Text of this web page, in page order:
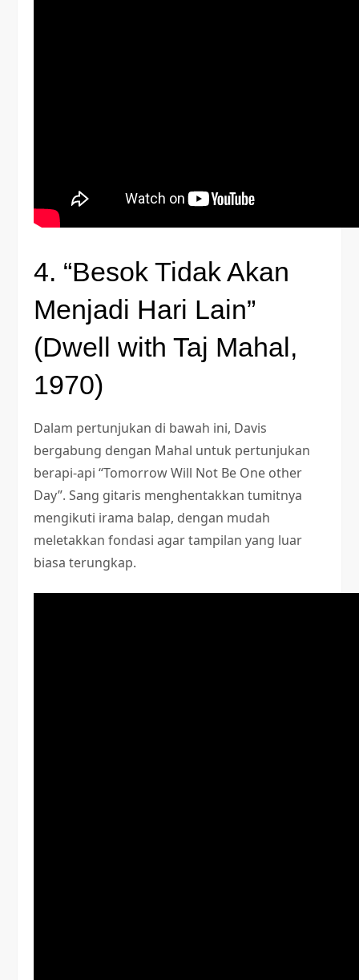
4. “Besok Tidak Akan
Menjadi Hari Lain”
(Dwell with Taj Mahal,
1970)
Dalam pertunjukan di bawah ini, Davis
bergabung dengan Mahal untuk pertunjukan
berapi-api “Tomorrow Will Not Be One other
Day”. Sang gitaris menghentakkan tumitnya
mengikuti irama balap, dengan mudah
meletakkan fondasi agar tampilan yang luar
biasa terungkap.